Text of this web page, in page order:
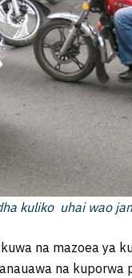
kuliko uhai wao
na mazoea ya
na